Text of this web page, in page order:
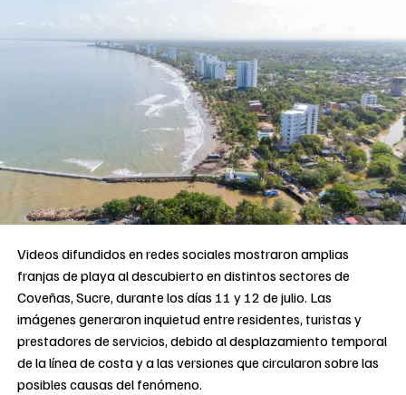
Videos difundidos en redes sociales mostraron amplias
franjas de playa al descubierto en distintos sectores de
Coveñas, Sucre, durante los días 11 y 12 de julio. Las
imágenes generaron inquietud entre residentes, turistas y
prestadores de servicios, debido al desplazamiento temporal
de la línea de costa y a las versiones que circularon sobre las
posibles causas del fenómeno.